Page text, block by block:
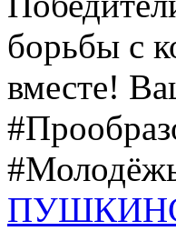
борьбы с
вместе!